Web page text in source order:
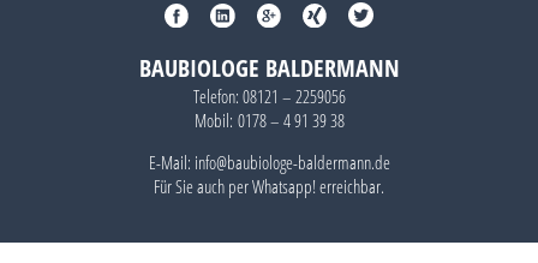
BAUBIOLOGE BALDERMANN
Telefon: 08121 – 2259056
Mobil: 0178 – 4 91 39 38
E-Mail: info@baubiologe-baldermann.de
Für Sie auch perWhatsapp!erreichbar.